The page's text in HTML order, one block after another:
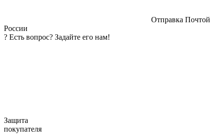
Отправка Почтой
России
? Есть вопрос? Задайте его нам!
Защита
покупателя